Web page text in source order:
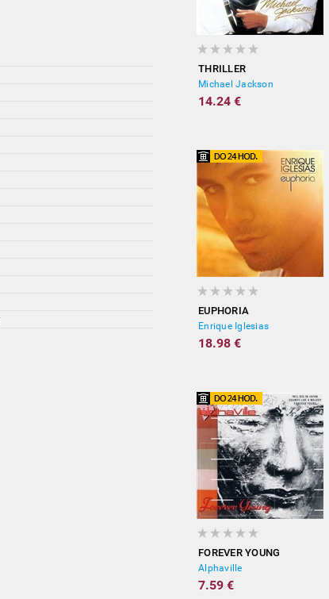
THRILLER
Michael Jackson
14.24 €
EUPHORIA
Enrique Iglesias
18.98 €
FOREVER YOUNG
Alphaville
7.59 €